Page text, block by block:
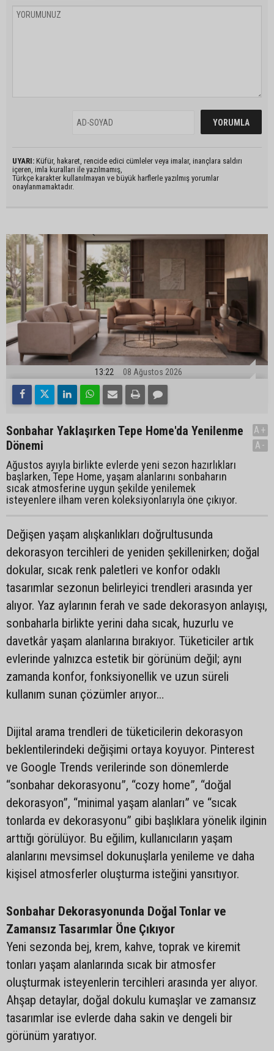
UYARI: Küfür, hakaret, rencide edici cümleler veya imalar, inançlara saldırı
içeren, imla kuralları ile yazılmamış,
Türkçe karakter kullanılmayan ve büyük harflerle yazılmış yorumlar
onaylanmamaktadır.
13:22 08 Ağustos 2026
Sonbahar Yaklaşırken Tepe Home'da Yenilenme
Dönemi
Ağustos ayıyla birlikte evlerde yeni sezon hazırlıkları
başlarken, Tepe Home, yaşam alanlarını sonbaharın
sıcak atmosferine uygun şekilde yenilemek
isteyenlere ilham veren koleksiyonlarıyla öne çıkıyor.
A+
A-
Değişen yaşam alışkanlıkları doğrultusunda
dekorasyon tercihleri de yeniden şekillenirken; doğal
dokular, sıcak renk paletleri ve konfor odaklı
tasarımlar sezonun belirleyici trendleri arasında yer
alıyor. Yaz aylarının ferah ve sade dekorasyon anlayışı,
sonbaharla birlikte yerini daha sıcak, huzurlu ve
davetkâr yaşam alanlarına bırakıyor. Tüketiciler artık
evlerinde yalnızca estetik bir görünüm değil; aynı
zamanda konfor, fonksiyonellik ve uzun süreli
kullanım sunan çözümler arıyor…
Dijital arama trendleri de tüketicilerin dekorasyon
beklentilerindeki değişimi ortaya koyuyor. Pinterest
ve Google Trends verilerinde son dönemlerde
“sonbahar dekorasyonu”, “cozy home”, “doğal
dekorasyon”, “minimal yaşam alanları” ve “sıcak
tonlarda ev dekorasyonu” gibi başlıklara yönelik ilginin
arttığı görülüyor. Bu eğilim, kullanıcıların yaşam
alanlarını mevsimsel dokunuşlarla yenileme ve daha
kişisel atmosferler oluşturma isteğini yansıtıyor.
Sonbahar Dekorasyonunda Doğal Tonlar ve
Zamansız Tasarımlar Öne Çıkıyor
Yeni sezonda bej, krem, kahve, toprak ve kiremit
tonları yaşam alanlarında sıcak bir atmosfer
oluşturmak isteyenlerin tercihleri arasında yer alıyor.
Ahşap detaylar, doğal dokulu kumaşlar ve zamansız
tasarımlar ise evlerde daha sakin ve dengeli bir
görünüm yaratıyor.